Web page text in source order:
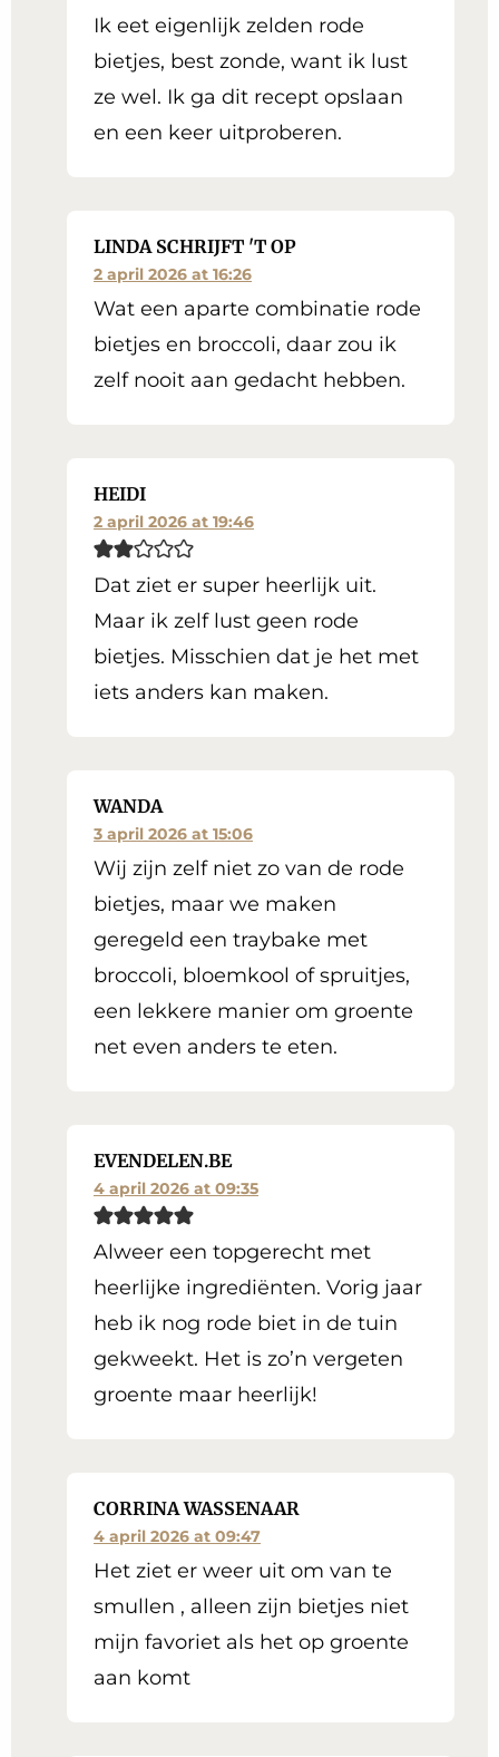
Ik eet eigenlijk zelden rode
bietjes, best zonde, want ik lust
ze wel. Ik ga dit recept opslaan
en een keer uitproberen.
LINDA SCHRIJFT 'T OP
2 april 2026 at 16:26
Wat een aparte combinatie rode
bietjes en broccoli, daar zou ik
zelf nooit aan gedacht hebben.
HEIDI
2 april 2026 at 19:46
Dat ziet er super heerlijk uit.
Maar ik zelf lust geen rode
bietjes. Misschien dat je het met
iets anders kan maken.
WANDA
3 april 2026 at 15:06
Wij zijn zelf niet zo van de rode
bietjes, maar we maken
geregeld een traybake met
broccoli, bloemkool of spruitjes,
een lekkere manier om groente
net even anders te eten.
EVENDELEN.BE
4 april 2026 at 09:35
Alweer een topgerecht met
heerlijke ingrediënten. Vorig jaar
heb ik nog rode biet in de tuin
gekweekt. Het is zo’n vergeten
groente maar heerlijk!
CORRINA WASSENAAR
4 april 2026 at 09:47
Het ziet er weer uit om van te
smullen , alleen zijn bietjes niet
mijn favoriet als het op groente
aan komt